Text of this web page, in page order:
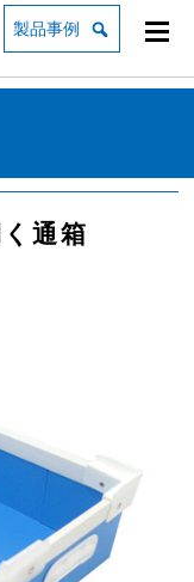
製品事例
通箱